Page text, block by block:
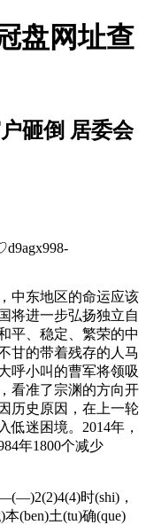
盘网址查
砸倒 居委会
东地区的命运应该
将进一步弘扬独立自
平、稳定、繁荣的中
的带着残存的人马
呼小叫的曹军将领吸
看准了宗渊的方向开
史原因，在上一轮
低迷困境。2014年，
年1800个减少
时(shi)，
本(ben)土(tu)确(que)